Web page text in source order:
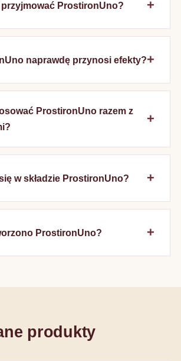
ProstironUno?
naprawdę przynosi efekty?
ProstironUno razem z
w składzie ProstironUno?
ProstironUno?
produkty